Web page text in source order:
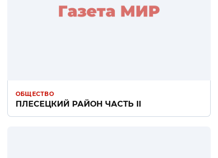
ОБЩЕСТВО
ПЛЕСЕЦКИЙ РАЙОН ЧАСТЬ II